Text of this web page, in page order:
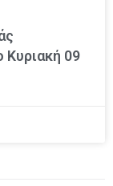
Κυριακή 09